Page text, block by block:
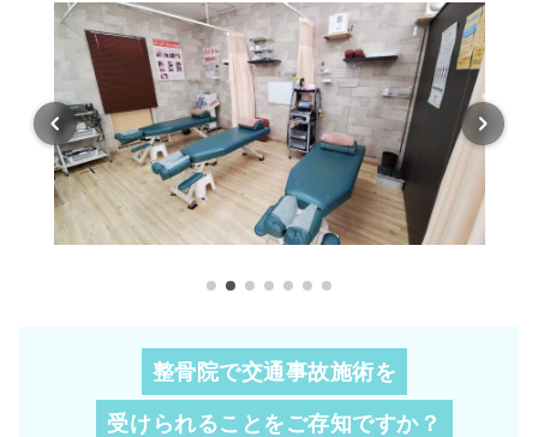
整骨院で交通事故施術を
受けられることをご存知ですか？